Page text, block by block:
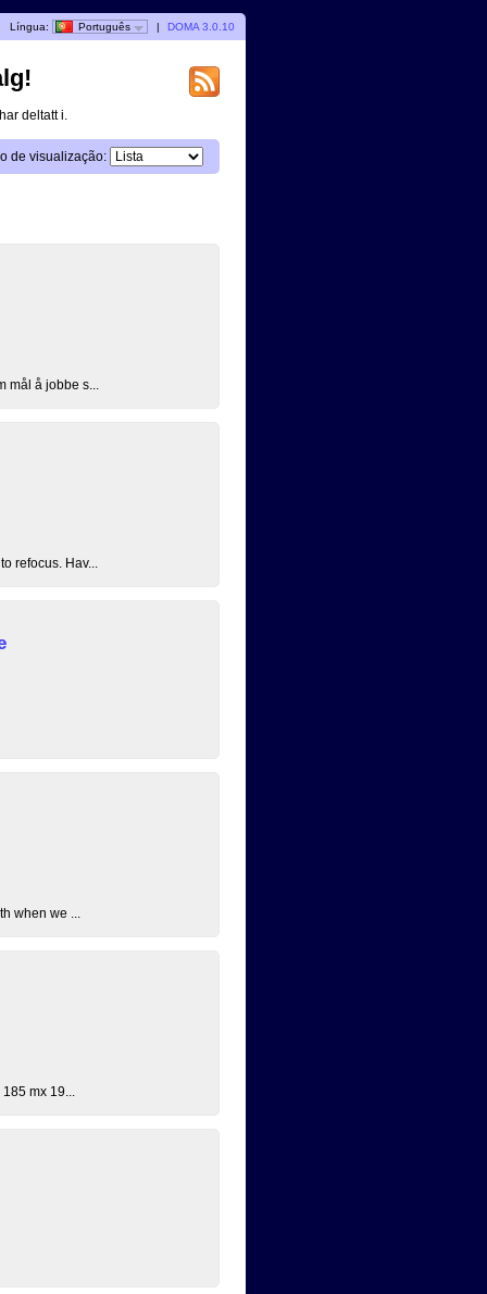
Língua: Português | DOMA 3.0.10
deltatt i.
de visualização:
å jobbe s...
refocus. Hav...
when we ...
mx 19...